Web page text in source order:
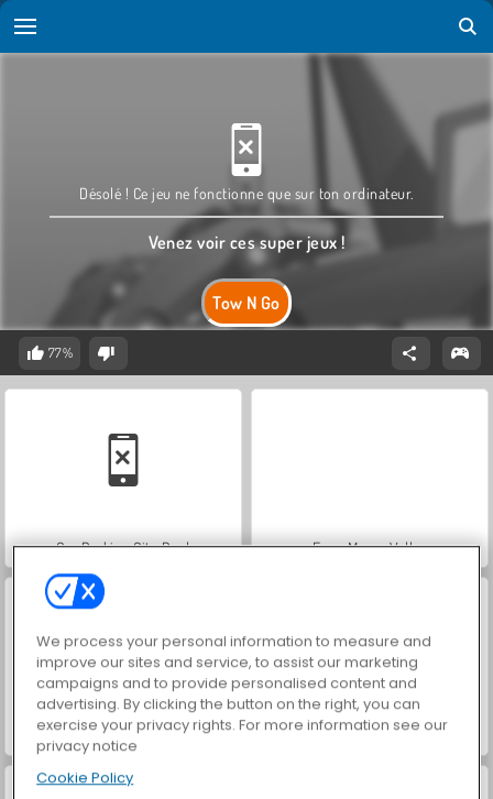
Tow N Go
Désolé ! Ce jeu ne fonctionne que sur ton ordinateur.
Venez voir ces super jeux !
77%
Car Parking City Duel Farm Merge Valley
VegaMix Da Vinci Puzzles Royal Story
We process your personal information to measure and
improve our sites and service, to assist our marketing
campaigns and to provide personalised content and
advertising. By clicking the button on the right, you can
exercise your privacy rights. For more information see our
privacy notice
Cookie Policy